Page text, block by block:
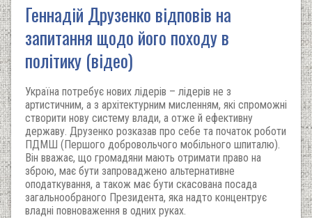
Геннадій Друзенко відповів на
запитання щодо його походу в
політику (відео)
Україна потребує нових лідерів – лідерів не з
артистичним, а з архітектурним мисленням, які спроможні
створити нову систему влади, а отже й ефективну
державу. Друзенко розказав про себе та початок роботи
ПДМШ (Першого добровольчого мобільного шпиталю).
Він вважає, що громадяни мають отримати право на
зброю, має бути запроваджено альтернативне
оподаткування, а також має бути скасована посада
загальнообраного Президента, яка надто концентрує
владні повноваження в одних руках.